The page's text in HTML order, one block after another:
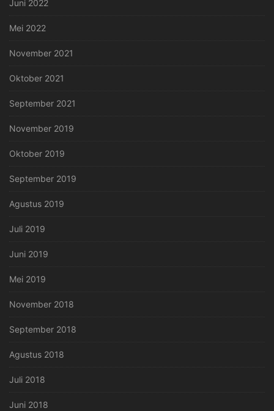
Juni 2022
Mei 2022
November 2021
Oktober 2021
September 2021
November 2019
Oktober 2019
September 2019
Agustus 2019
Juli 2019
Juni 2019
Mei 2019
November 2018
September 2018
Agustus 2018
Juli 2018
Juni 2018